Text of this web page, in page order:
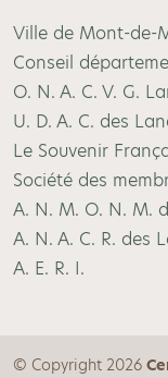
Ville de Mont-de-
Conseil
O. N. A. C. V. G.
U. D. A. C. des
Le Souvenir
Société des
A. N. M. O. N. M.
A. N. A. C. R. des
A. E. R. I.
© Copyright 2026